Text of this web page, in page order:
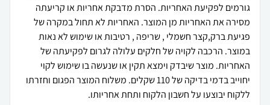
גורמים לפקיעת האחריות. הסרת מדבקת אחריות או קריעתה
מסירה את האחריות מן המוצר. האחריות לא תחול במקרה של
פגיעת ברק,קצר חשמלי , שריפה , רטיבות או שימוש לא נאות
במוצר. הרכבה לקויה של חלקים עלולה לגרום לפקיעתה של
האחריות. מוצר שיבדק וימצא תקין או שנעשה בו שימוש לקוי
יחוייב בדמי בדיקה של 110 שקלים. משלוח המוצר הפגום וחזרתו
ללקוח יבוצעו על חשבון הלקוח ותחת אחריותו.